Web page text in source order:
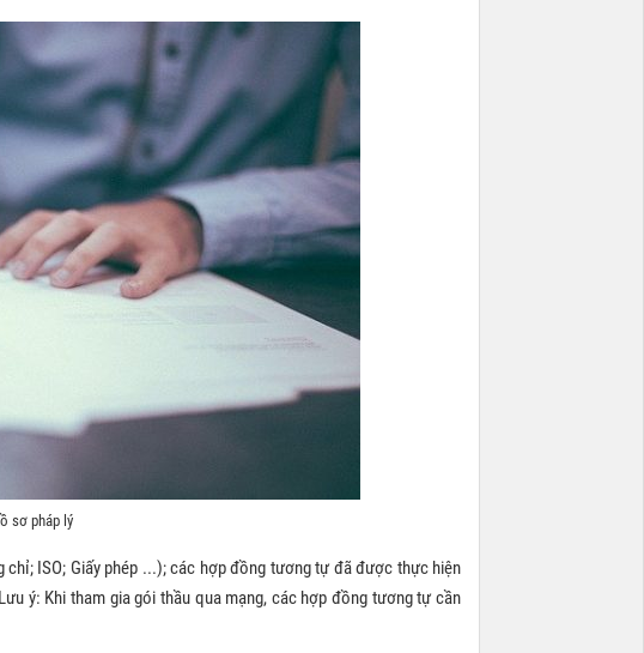
sơ pháp lý
ISO; Giấy phép ...); các hợp đồng tương tự đã được thực hiện
ý: Khi tham gia gói thầu qua mạng, các hợp đồng tương tự cần